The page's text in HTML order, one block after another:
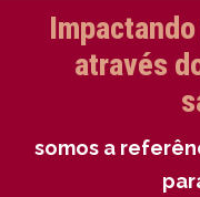
através
somos a